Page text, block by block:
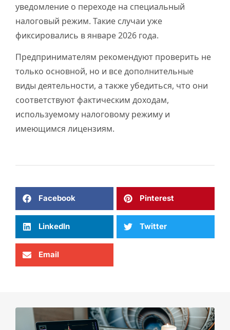
уведомление о переходе на специальный
налоговый режим. Такие случаи уже
фиксировались в январе 2026 года.
Предпринимателям рекомендуют проверить не
только основной, но и все дополнительные
виды деятельности, а также убедиться, что они
соответствуют фактическим доходам,
используемому налоговому режиму и
имеющимся лицензиям.
Facebook Pinterest
LinkedIn Twitter
Email